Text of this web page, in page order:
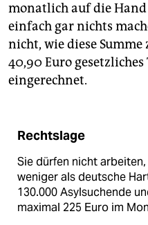
monatlich auf die
einfach gar nichts
nicht, wie diese
40,90 Euro
eingerechnet.
Rechtslage
Sie dürfen nicht
weniger als deutsche
130.000 Asylsuchende
maximal 225 Euro im